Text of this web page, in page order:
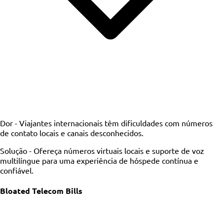
Dor - Viajantes internacionais têm dificuldades com números
de contato locais e canais desconhecidos.
Solução - Ofereça números virtuais locais e suporte de voz
multilíngue para uma experiência de hóspede contínua e
confiável.
Bloated Telecom Bills